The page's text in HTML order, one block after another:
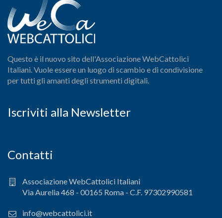
Questo è il nuovo sito dell'Associazione WebCattolici
Italiani. Vuole essere un luogo di scambio e di condivisione
per tutti gli amanti degli strumenti digitali.
Iscriviti alla Newsletter
Contatti
Associazione WebCattolici Italiani
Via Aurelia 468 - 00165 Roma - C.F. 97302990581
info@webcattolici.it